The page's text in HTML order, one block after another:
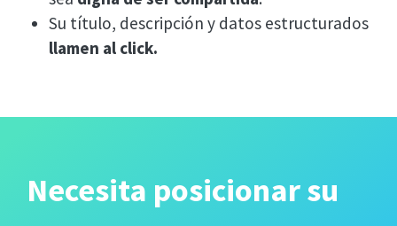
Su título, descripción y datos estructurados
llamen al click.
Necesita posicionar su